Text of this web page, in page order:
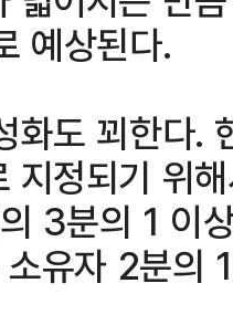
예상된다.
화도 꾀한다.
지정되기 위
3분의 1 이
유자 2분의